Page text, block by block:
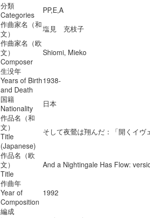
分類
Categories
PP,E,A
作曲家名（和
文）
塩見 充枝子
作曲家名（欧
文）
Composer
Shiomi, Mieko
生没年
Years of Birth
and Death
1938-
国籍
Nationality
日本
作品名（和
文）
Title
(Japanese)
そして夜鶯は翔んだ：「開くイヴ
作品名（欧
文）
Title
And a Nightingale Has Flow:
作曲年
Year of
Composition
1992
編成